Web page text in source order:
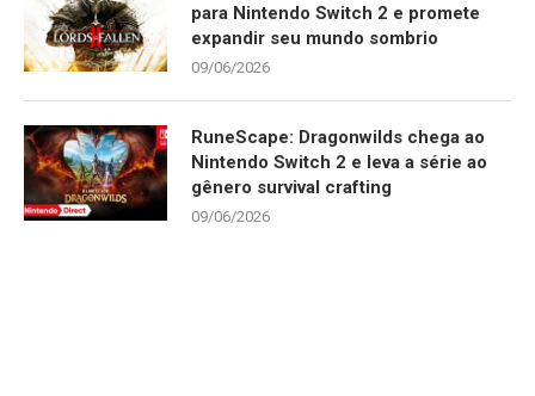
para Nintendo Switch 2 e promete
expandir seu mundo sombrio
09/06/2026
RuneScape: Dragonwilds chega ao
Nintendo Switch 2 e leva a série ao
gênero survival crafting
09/06/2026